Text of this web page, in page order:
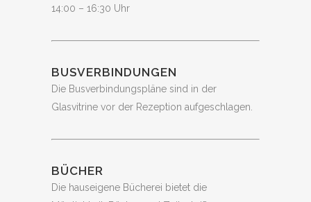
14:00 – 16:30 Uhr
BUSVERBINDUNGEN
Die Busverbindungspläne sind in der
Glasvitrine vor der Rezeption aufgeschlagen.
BÜCHER
Die hauseigene Bücherei bietet die